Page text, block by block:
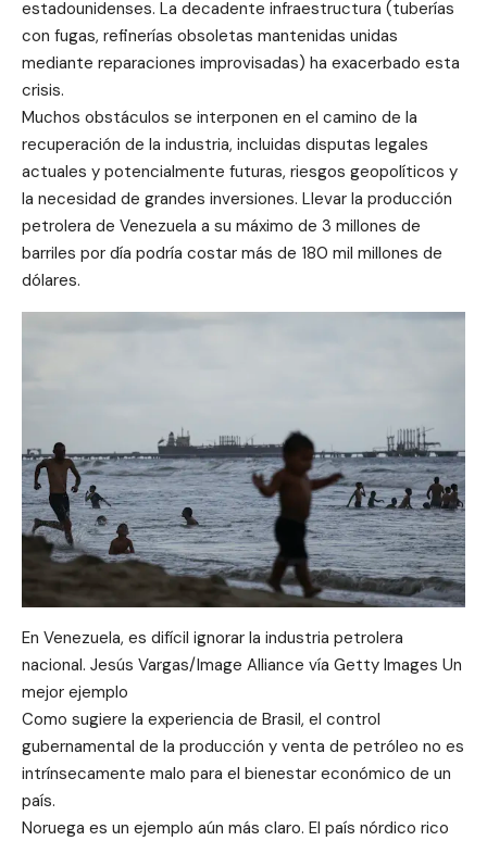
estadounidenses. La decadente infraestructura (tuberías
con fugas, refinerías obsoletas mantenidas unidas
mediante reparaciones improvisadas) ha exacerbado esta
crisis.
Muchos obstáculos se interponen en el camino de la
recuperación de la industria, incluidas disputas legales
actuales y potencialmente futuras, riesgos geopolíticos y
la necesidad de grandes inversiones. Llevar la producción
petrolera de Venezuela a su máximo de 3 millones de
barriles por día podría costar más de 180 mil millones de
dólares.
En Venezuela, es difícil ignorar la industria petrolera
nacional. Jesús Vargas/Image Alliance vía Getty Images Un
mejor ejemplo
Como sugiere la experiencia de Brasil, el control
gubernamental de la producción y venta de petróleo no es
intrínsecamente malo para el bienestar económico de un
país.
Noruega es un ejemplo aún más claro. El país nórdico rico